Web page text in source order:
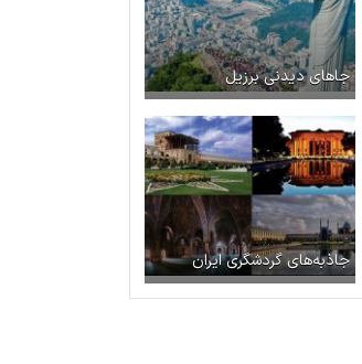
جاهای دیدنی برزیل
جاذبه‌های گردشگری ایران